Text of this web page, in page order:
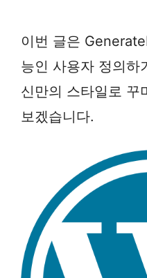
이번 글은
능인 사용자 정의하
신만의 스타일로 꾸
보겠습니다.